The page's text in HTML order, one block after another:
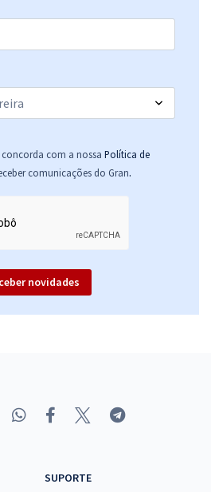
R$ 77,98 (-20%)
Comprar
Federal da 5ª Região - Analista
52,72
Comprar
Comprar
com a nossa Política de
comunicações do Gran.
novidades
SUPORTE